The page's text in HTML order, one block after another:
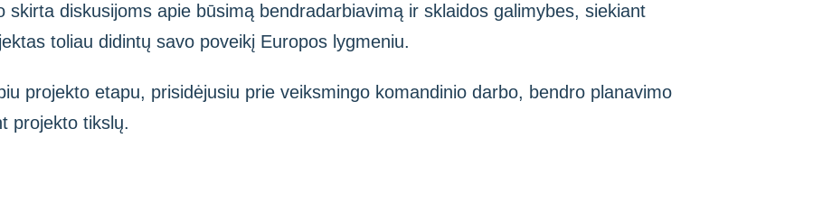
skirta diskusijoms apie būsimą bendradarbiavimą ir sklaidos galimybes, siekiant
toliau didintų savo poveikį Europos lygmeniu.
projekto etapu, prisidėjusiu prie veiksmingo komandinio darbo, bendro planavimo
projekto tikslų.